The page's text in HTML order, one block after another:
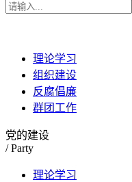
理论学习
组织建设
反腐倡廉
群团工作
党的建设
/ Party
理论学习